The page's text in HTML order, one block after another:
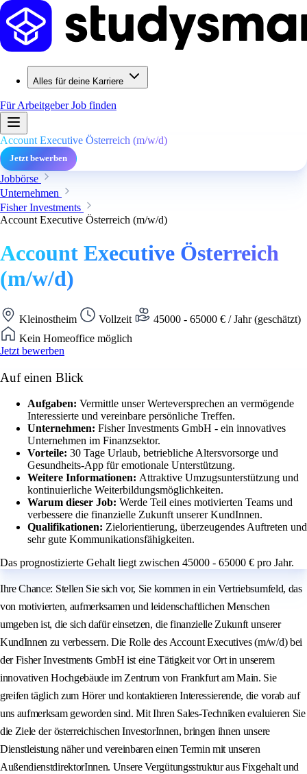
Alles für deine Karriere
Für ArbeitgeberJob finden
Account Executive Österreich (m/w/d)
Jetzt bewerben
Jobbörse
Unternehmen
Fisher Investments
Account Executive Österreich (m/w/d)
Account Executive Österreich
(m/w/d)
Kleinostheim Vollzeit
45000 - 65000 € / Jahr (geschätzt)
Kein Homeoffice möglich
Jetzt bewerben
Auf einen Blick
Aufgaben: Vermittle unser Werteversprechen an vermögende
Interessierte und vereinbare persönliche Treffen.
Unternehmen: Fisher Investments GmbH - ein innovatives
Unternehmen im Finanzsektor.
Vorteile: 30 Tage Urlaub, betriebliche Altersvorsorge und
Gesundheits-App für emotionale Unterstützung.
Weitere Informationen: Attraktive Umzugsunterstützung und
kontinuierliche Weiterbildungsmöglichkeiten.
Warum dieser Job: Werde Teil eines motivierten Teams und
verbessere die finanzielle Zukunft unserer KundInnen.
Qualifikationen: Zielorientierung, überzeugendes Auftreten und
sehr gute Kommunikationsfähigkeiten.
Das prognostizierte Gehalt liegt zwischen 45000 - 65000 € pro Jahr.
Ihre Chance: Stellen Sie sich vor, Sie kommen in ein Vertriebsumfeld, das
von motivierten, aufmerksamen und leidenschaftlichen Menschen
umgeben ist, die sich dafür einsetzen, die finanzielle Zukunft unserer
KundInnen zu verbessern. Die Rolle des Account Executives (m/w/d) bei
der Fisher Investments GmbH ist eine Tätigkeit vor Ort in unserem
innovativen Hochgebäude im Zentrum von Frankfurt am Main. Sie
greifen täglich zum Hörer und kontaktieren Interessierende, die vorab auf
uns aufmerksam geworden sind. Mit Ihren Sales-Techniken evaluieren Sie
die Ziele der österreichischen InvestorInnen, bringen ihnen unsere
Dienstleistung näher und vereinbaren einen Termin mit unseren
AußendienstdirektorInnen. Unsere Vergütungsstruktur aus Fixgehalt und